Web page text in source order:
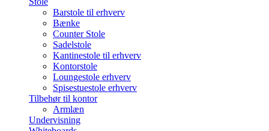
Barstole til erhverv
Bænke
Counter Stole
Sadelstole
Kantinestole til erhverv
Kontorstole
Loungestole erhverv
Spisestuestole erhverv
Tilbehør til kontor
Armlæn
Undervisning